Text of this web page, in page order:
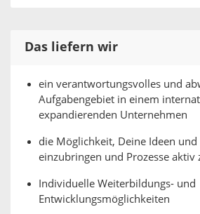
Das liefern wir
ein verantwortungsvolles und
Aufgabengebiet in einem
expandierenden Unternehmen
die Möglichkeit, Deine Ideen und
einzubringen und Prozesse aktiv
Individuelle Weiterbildungs- und
Entwicklungsmöglichkeiten